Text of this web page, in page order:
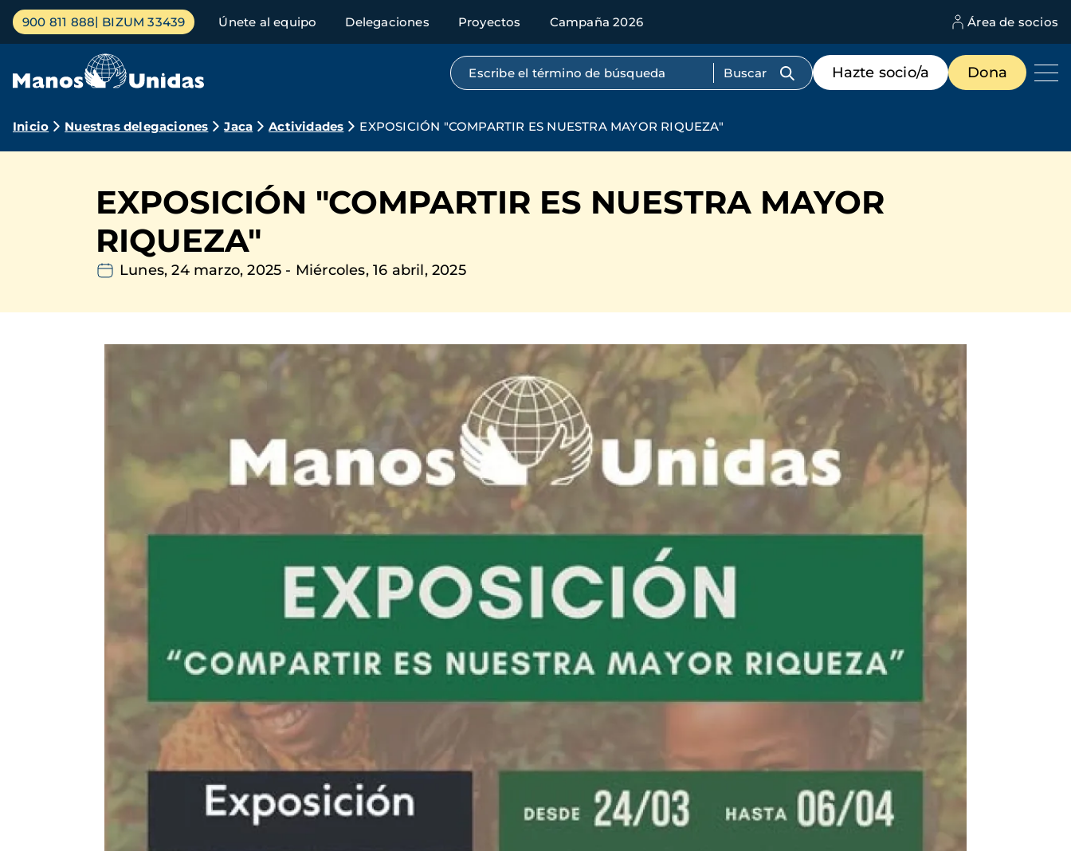
Pasar
contenido
Menú
principal
900 811 888 BIZUM 33439 Únete al equipo Delegaciones Proyectos Campaña 2026 Área de socios
Búsqueda por texto completo
Menú
de
destacados
Hazte socio/a Dona
Ruta
navegación
Inicio Nuestras delegaciones Jaca Actividades EXPOSICIÓN "COMPARTIR ES NUESTRA MAYOR RIQUEZA"
EXPOSICIÓN "COMPARTIR ES NUESTRA MAYOR
RIQUEZA"
Lunes, 24 marzo, 2025 - Miércoles, 16 abril, 2025